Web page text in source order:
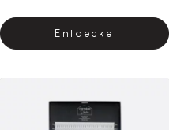
Entdecke